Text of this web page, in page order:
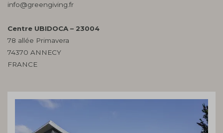
info@greengiving.fr
Centre UBIDOCA – 23004
78 allée Primavera
74370 ANNECY
FRANCE